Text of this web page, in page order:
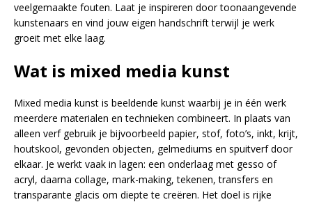
veelgemaakte fouten. Laat je inspireren door toonaangevende
kunstenaars en vind jouw eigen handschrift terwijl je werk
groeit met elke laag.
Wat is mixed media kunst
Mixed media kunst is beeldende kunst waarbij je in één werk
meerdere materialen en technieken combineert. In plaats van
alleen verf gebruik je bijvoorbeeld papier, stof, foto’s, inkt, krijt,
houtskool, gevonden objecten, gelmediums en spuitverf door
elkaar. Je werkt vaak in lagen: een onderlaag met gesso of
acryl, daarna collage, mark-making, tekenen, transfers en
transparante glacis om diepte te creëren. Het doel is rijke